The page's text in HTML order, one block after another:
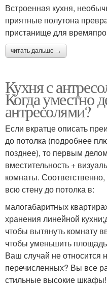
Встроенная кухня,
приятные полутона
пристанище для
читать дальше →
Кухня с
Когда уместно
антресолями?
Если вкратце описать
до потолка (подробнее
позднее), то первым
вместительность +
комнаты.
всю стену до потолка в:
малогабаритных
хранения линейной
чтобы вытянуть комнату
чтобы уменьшить
Ваш случай не относится
перечисленных? Вы все
стильные высокие шкафы!